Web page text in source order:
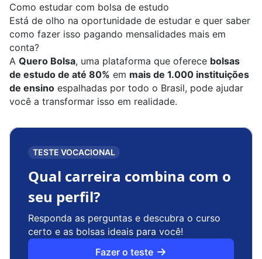
Como estudar com bolsa de estudo
Está de olho na oportunidade de estudar e quer saber
como fazer isso pagando mensalidades mais em
conta?
A Quero Bolsa, uma plataforma que oferece bolsas
de estudo de até 80% em mais de 1.000 instituições
de ensino espalhadas por todo o Brasil, pode ajudar
você a transformar isso em realidade.
TESTE VOCACIONAL
Qual carreira combina com o
seu perfil?
Responda as perguntas e descubra o curso
certo e as bolsas ideais para você!
Fazer o teste